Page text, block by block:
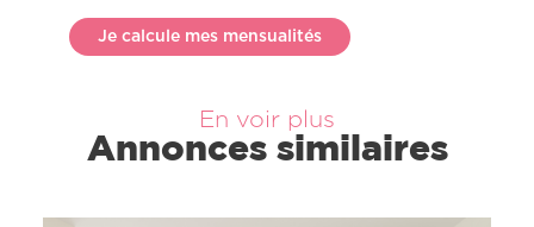
Je calcule mes mensualités
En voir plus
Annonces similaires